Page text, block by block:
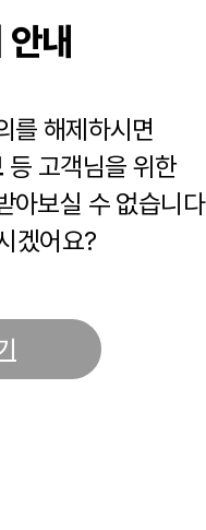
내
를 해제하시면
등 고객님을 위한
아보실 수 없습니다
겠어요?